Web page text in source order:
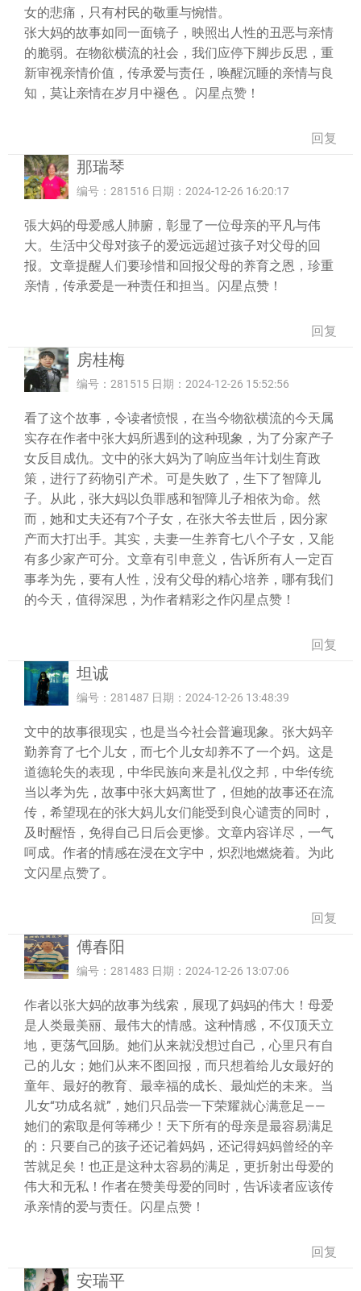
女的悲痛，只有村民的敬重与惋惜。
张大妈的故事如同一面镜子，映照出人性的丑恶与亲情
的脆弱。在物欲横流的社会，我们应停下脚步反思，重
新审视亲情价值，传承爱与责任，唤醒沉睡的亲情与良
知，莫让亲情在岁月中褪色 。闪星点赞！
回复
那瑞琴
编号：281516 日期：2024-12-26 16:20:17
張大妈的母爱感人肺腑，彰显了一位母亲的平凡与伟
大。生活中父母对孩子的爱远远超过孩子对父母的回
报。文章提醒人们要珍惜和回报父母的养育之恩，珍重
亲情，传承爱是一种责任和担当。闪星点赞！
回复
房桂梅
编号：281515 日期：2024-12-26 15:52:56
看了这个故事，令读者愤恨，在当今物欲横流的今天属
实存在作者中张大妈所遇到的这种现象，为了分家产子
女反目成仇。文中的张大妈为了响应当年计划生育政
策，进行了药物引产术。可是失败了，生下了智障儿
子。从此，张大妈以负罪感和智障儿子相依为命。然
而，她和丈夫还有7个子女，在张大爷去世后，因分家
产而大打出手。其实，夫妻一生养育七八个子女，又能
有多少家产可分。文章有引申意义，告诉所有人一定百
事孝为先，要有人性，没有父母的精心培养，哪有我们
的今天，值得深思，为作者精彩之作闪星点赞！
回复
坦诚
编号：281487 日期：2024-12-26 13:48:39
文中的故事很现实，也是当今社会普遍现象。张大妈辛
勤养育了七个儿女，而七个儿女却养不了一个妈。这是
道德轮失的表现，中华民族向来是礼仪之邦，中华传统
当以孝为先，故事中张大妈离世了，但她的故事还在流
传，希望现在的张大妈儿女们能受到良心谴责的同时，
及时醒悟，免得自己日后会更惨。文章内容详尽，一气
呵成。作者的情感在浸在文字中，炽烈地燃烧着。为此
文闪星点赞了。
回复
傅春阳
编号：281483 日期：2024-12-26 13:07:06
作者以张大妈的故事为线索，展现了妈妈的伟大！母爱
是人类最美丽、最伟大的情感。这种情感，不仅顶天立
地，更荡气回肠。她们从来就没想过自己，心里只有自
己的儿女；她们从来不图回报，而只想着给儿女最好的
童年、最好的教育、最幸福的成长、最灿烂的未来。当
儿女“功成名就”，她们只品尝一下荣耀就心满意足——
她们的索取是何等稀少！天下所有的母亲是最容易满足
的：只要自己的孩子还记着妈妈，还记得妈妈曾经的辛
苦就足矣！也正是这种太容易的满足，更折射出母爱的
伟大和无私！作者在赞美母爱的同时，告诉读者应该传
承亲情的爱与责任。闪星点赞！
回复
安瑞平